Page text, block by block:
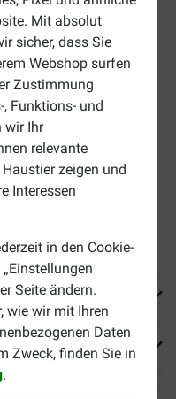
Mit absolut
sicher, dass Sie
Webshop surfen
Zustimmung
Funktions- und
wir Ihr
relevante
zeigen und
Interessen
in den Cookie-
Seite ändern.
wie wir mit Ihren
Daten
Zweck, finden Sie in
.
ist ein
für kastrierte
Gewichts